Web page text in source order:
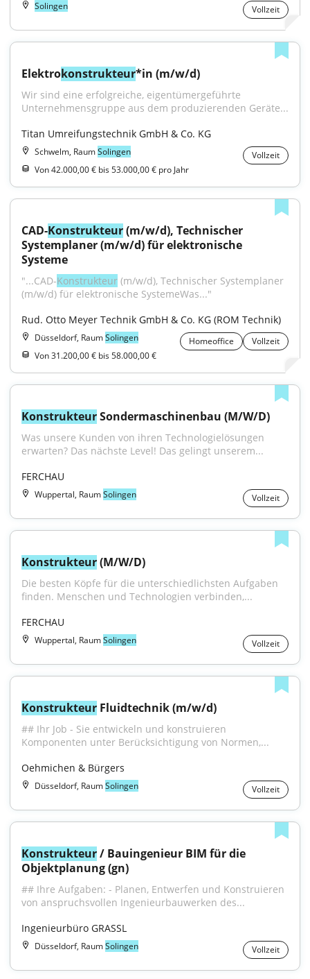
Solingen Vollzeit
Elektrokonstrukteur*in (m/w/d)
Wir sind eine erfolgreiche, eigentümer­geführte
Unternehmensgruppe aus dem produzierenden Geräte...
Titan Umreifungstechnik GmbH & Co. KG
Schwelm, RaumSolingen
Vollzeit
Von 42.000,00 € bis 53.000,00 € pro Jahr
CAD-Konstrukteur (m/w/d), Technischer
Systemplaner (m/w/d) für elektronische
Systeme
"...CAD-Konstrukteur (m/w/d), Technischer Systemplaner
(m/w/d) für elektronische SystemeWas..."
Rud. Otto Meyer Technik GmbH & Co. KG (ROM Technik)
Düsseldorf, RaumSolingen Homeoffice
Vollzeit
Von 31.200,00 € bis 58.000,00 €
Konstrukteur Sondermaschinenbau (M/W/D)
Was unsere Kunden von ihren Technologielösungen
erwarten? Das nächste Level! Das gelingt unserem...
FERCHAU
Wuppertal, RaumSolingen Vollzeit
Konstrukteur (M/W/D)
Die besten Köpfe für die unterschiedlichsten Aufgaben
finden. Menschen und Technologien verbinden,...
FERCHAU
Wuppertal, RaumSolingen Vollzeit
Konstrukteur Fluidtechnik (m/w/d)
## Ihr Job - Sie entwickeln und konstruieren
Komponenten unter Berücksichtigung von Normen,...
Oehmichen & Bürgers
Düsseldorf, RaumSolingen Vollzeit
Konstrukteur / Bauingenieur BIM für die
Objektplanung (gn)
## Ihre Aufgaben: - Planen, Entwerfen und Konstruieren
von anspruchsvollen Ingenieurbauwerken des...
Ingenieurbüro GRASSL
Düsseldorf, RaumSolingen Vollzeit